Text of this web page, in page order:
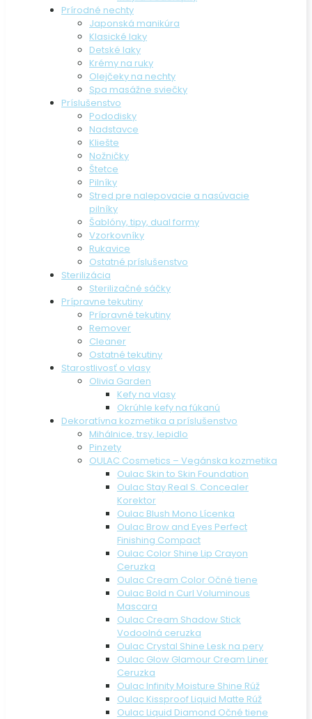
Prírodné nechty
Japonská manikúra
Klasické laky
Detské laky
Krémy na ruky
Olejčeky na nechty
Spa masážne sviečky
Príslušenstvo
Pododisky
Nadstavce
Kliešte
Nožničky
Štetce
Pilníky
Stred pre nalepovacie a nasúvacie
pilníky
Šablóny, tipy, dual formy
Vzorkovníky
Rukavice
Ostatné príslušenstvo
Sterilizácia
Sterilizačné sáčky
Prípravne tekutiny
Prípravné tekutiny
Remover
Cleaner
Ostatné tekutiny
Starostlivosť o vlasy
Olivia Garden
Kefy na vlasy
Okrúhle kefy na fúkanú
Dekoratívna kozmetika a príslušenstvo
Mihálnice, trsy, lepidlo
Pinzety
OULAC Cosmetics – Vegánska kozmetika
Oulac Skin to Skin Foundation
Oulac Stay Real S. Concealer
Korektor
Oulac Blush Mono Lícenka
Oulac Brow and Eyes Perfect
Finishing Compact
Oulac Color Shine Lip Crayon
Ceruzka
Oulac Cream Color Očné tiene
Oulac Bold n Curl Voluminous
Mascara
Oulac Cream Shadow Stick
Vodoolná ceruzka
Oulac Crystal Shine Lesk na pery
Oulac Glow Glamour Cream Liner
Ceruzka
Oulac Infinity Moisture Shine Rúž
Oulac Kissproof Liquid Matte Rúž
Oulac Liquid Diamond Očné tiene